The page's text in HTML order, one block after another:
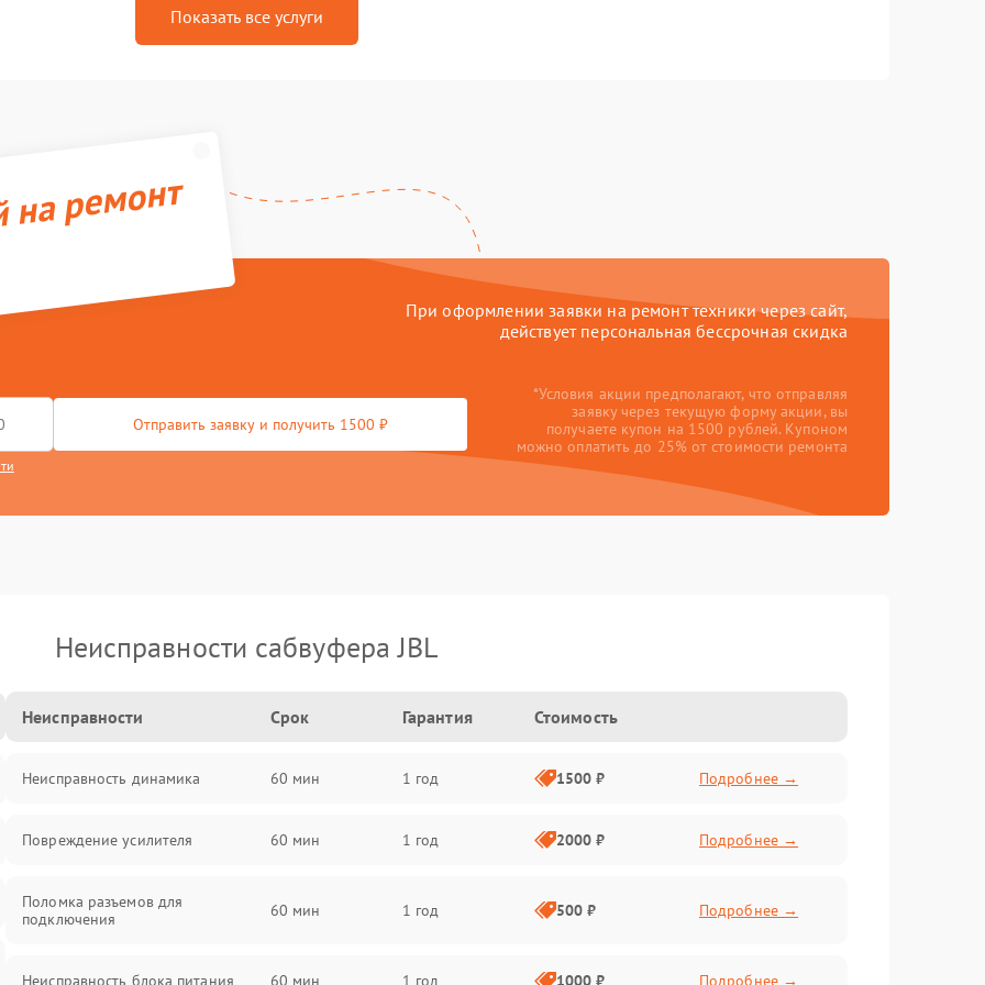
Показать все услуги
ремонт
При оформлении заявки на ремонт техники через сайт,
действует персональная бессрочная скидка
Отправить заявку и получить 1500 ₽
*Условия акции предполагают, что отправляя
заявку через текущую форму акции, вы
получаете купон на 1500 рублей. Купоном
можно оплатить до 25% от стоимости ремонта
Неисправности сабвуфера JBL
Неисправности Срок Гарантия Стоимость
Неисправность динамика 60 мин 1 год 1500 ₽ Подробнее →
Повреждение усилителя 60 мин 1 год 2000 ₽ Подробнее →
Поломка разъемов для
подключения
60 мин 1 год 500 ₽ Подробнее →
Неисправность блока питания 60 мин 1 год 1000 ₽ Подробнее →